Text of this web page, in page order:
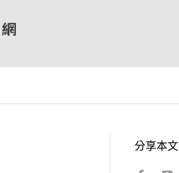
分享本文